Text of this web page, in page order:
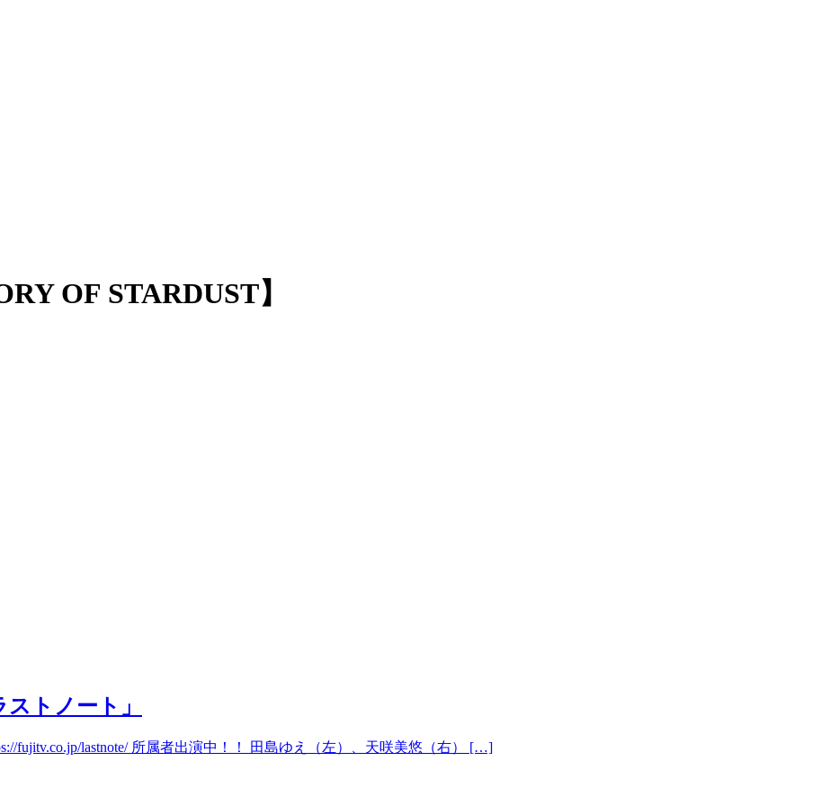
OF STARDUST】
トノート」
fujitv.co.jp/lastnote/ 所属者出演中！！ 田島ゆえ（左）、天咲美悠（右） […]